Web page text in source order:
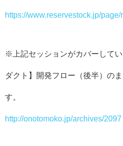
https://www.reservestock.jp/
※上記セッションがカバーして
ダクト】開発フロー（後半）の
す。
http://onotomoko.jp/archives/2097